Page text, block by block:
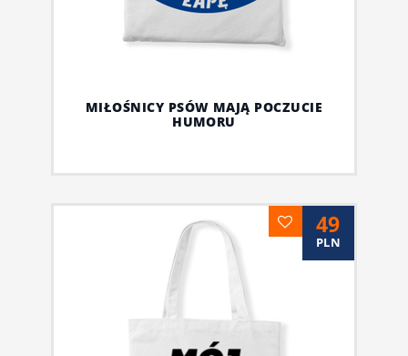
MIŁOŚNICY PSÓW MAJĄ POCZUCIE
HUMORU
49
PLN